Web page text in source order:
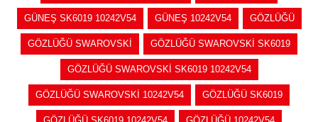
GÜNEŞ SK6019 10242V54 GÜNEŞ 10242V54 GÖZLÜĞÜ
GÖZLÜĞÜ SWAROVSKİ GÖZLÜĞÜ SWAROVSKİ SK6019
GÖZLÜĞÜ SWAROVSKİ SK6019 10242V54
GÖZLÜĞÜ SWAROVSKİ 10242V54 GÖZLÜĞÜ SK6019